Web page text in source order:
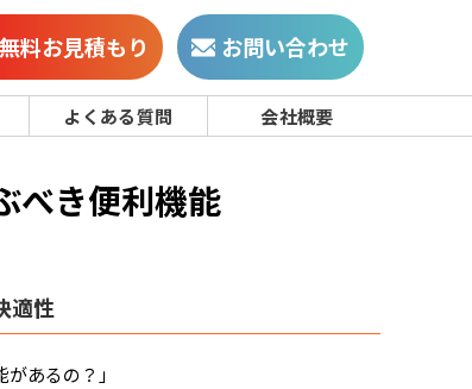
無料お見積もり お問い合わせ
よくある質問 会社概要
べき便利機能
適性
あるの？」